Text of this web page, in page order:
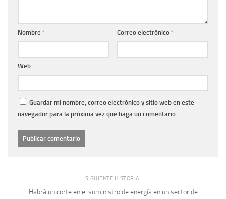
Nombre * Correo electrónico *
Web
Guardar mi nombre, correo electrónico y sitio web en este
navegador para la próxima vez que haga un comentario.
SIGUIENTE HISTORIA
Habrá un corte en el suministro de energía en un sector de